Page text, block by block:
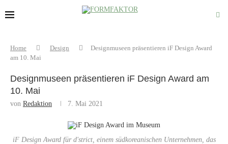
Home Design
Designmuseen präsentieren iF Design Award
am 10. Mai
Designmuseen präsentieren iF Design Award am
10. Mai
von Redaktion 7. Mai 2021
iF Design Award für d'strict, einem südkoreanischen Unternehmen, das